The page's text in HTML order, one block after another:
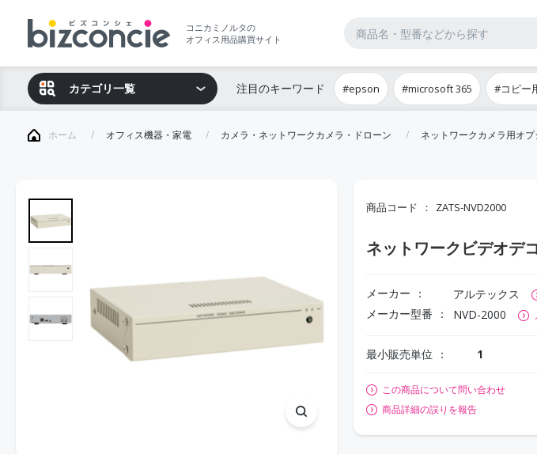
コニカミノルタの
オフィス用品購買サイト
カテゴリ一覧 注目のキーワード #epson #microsoft 365 #コピー
ホーム オフィス機器・家電 カメラ・ネットワークカメラ・ドローン ネットワークカメラ用オ
商品コード ZATS-NVD2000
ネットワークビデオデ
メーカー アルテックス
メーカー型番 NVD-2000
最小販売単位 1
この商品について問い合わせ
商品詳細の誤りを報告